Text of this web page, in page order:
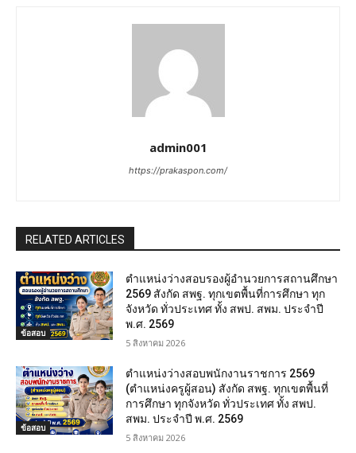
admin001
https://prakaspon.com/
RELATED ARTICLES
ข้อสอบ
ตำแหน่งว่างสอบรองผู้อำนวยการสถานศึกษา
2569 สังกัด สพฐ. ทุกเขตพื้นที่การศึกษา ทุก
จังหวัด ทั่วประเทศ ทั้ง สพป. สพม. ประจำปี
พ.ศ. 2569
5 สิงหาคม 2026
ข้อสอบ
ตำแหน่งว่างสอบพนักงานราชการ 2569
(ตำแหน่งครูผู้สอน) สังกัด สพฐ. ทุกเขตพื้นที่
การศึกษา ทุกจังหวัด ทั่วประเทศ ทั้ง สพป.
สพม. ประจำปี พ.ศ. 2569
5 สิงหาคม 2026